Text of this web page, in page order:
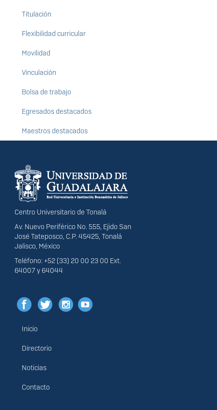
Titulación
Flexibilidad curricular
Movilidad
Vinculación
Bolsa de trabajo
Egresados destacados
Maestros destacados
Información del
portal
Centro Universitario de Tonalá
Av. Nuevo Periférico No. 555, Ejido San
José Tateposco, C.P. 45425, Tonalá
Jalisco, México
Teléfono: +52 (33) 20 00 23 00 Ext.
64007 y 64044
Menú
principal
Inicio
Directorio
Noticias
Contacto